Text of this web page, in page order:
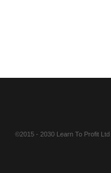
©2015 - 2030 Learn To Profit Ltd